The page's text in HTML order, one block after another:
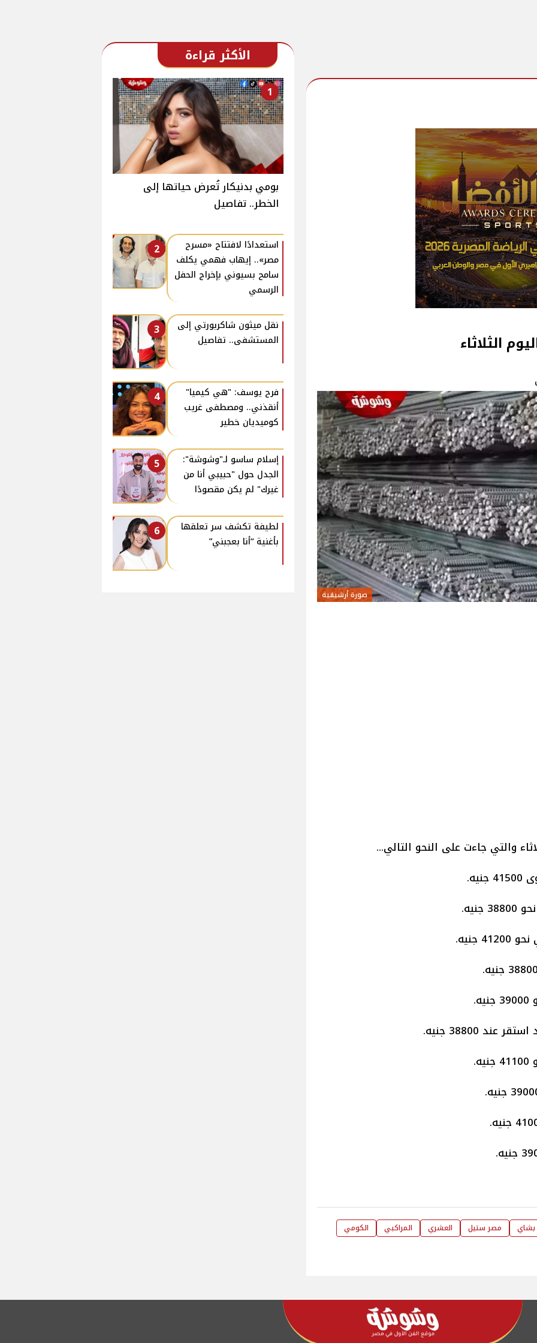
الثلاثاء
صورة أرشيفية
والتي جاءت على النحو التالي...
38800 جنيه.
بشاي مصر ستيل العشري المراكبي الكومي
الأكثر قراءة
1
بومي بدنيكار تُعرض حياتها إلى
الخطر.. تفاصيل
2
استعدادًا لافتتاح «مسرح
مصر».. إيهاب فهمي يكلف
سامح بسيوني بإخراج الحفل
الرسمي
3
نقل ميثون شاكربورتي إلى
المستشفى.. تفاصيل
4
فرح يوسف: "هي كيميا"
أنقذني.. ومصطفى غريب
كوميديان خطير
5
إسلام ساسو لـ"وشوشة":
الجدل حول "حبيبي أنا من
غيرك" لم يكن مقصودًا
6
لطيفة تكشف سر تعلقها
بأغنية “أنا بعجبني”